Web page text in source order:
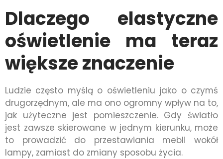
Dlaczego elastyczne
oświetlenie ma teraz
większe znaczenie
Ludzie często myślą o oświetleniu jako o czymś
drugorzędnym, ale ma ono ogromny wpływ na to,
jak użyteczne jest pomieszczenie. Gdy światło
jest zawsze skierowane w jednym kierunku, może
to prowadzić do przestawiania mebli wokół
lampy, zamiast do zmiany sposobu życia.